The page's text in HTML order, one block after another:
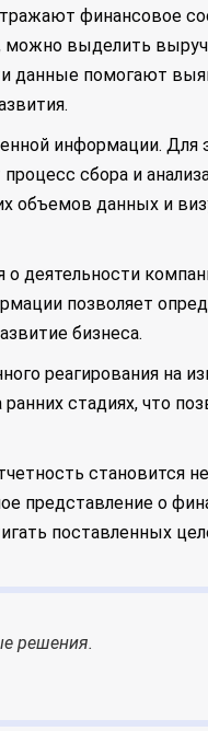
финансовое
можно выделить
данные помогают
информации. Для
сбора и
объемов данных и
деятельности
позволяет
бизнеса.
реагирования на
стадиях, что
становится
представление о
поставленных
решения.